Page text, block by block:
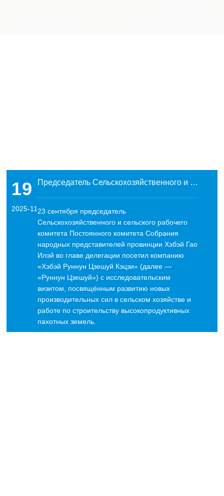
19
2025-11
Председатель Сельскохозяйственного и сельского рабочего комитета Постоянного комитета Собрания народных представителей провинции Хэбэй Гао Илэй с делегацией посетил «Руннун Цзешуй» с исследовательским
23 сентября председатель
Сельскохозяйственного и сельского рабочего
комитета Постоянного комитета Собрания
народных представителей провинции Хэбэй Гао
Илэй во главе делегации посетил компанию
«Хэбэй Руннун Цзешуй Кэцзи» (далее —
«Руннун Цзешуй») с исследовательским
визитом, посвящённым развитию новых
производительных сил в сельском хозяйстве и
работе по строительству высокопродуктивных
пахотных земель.